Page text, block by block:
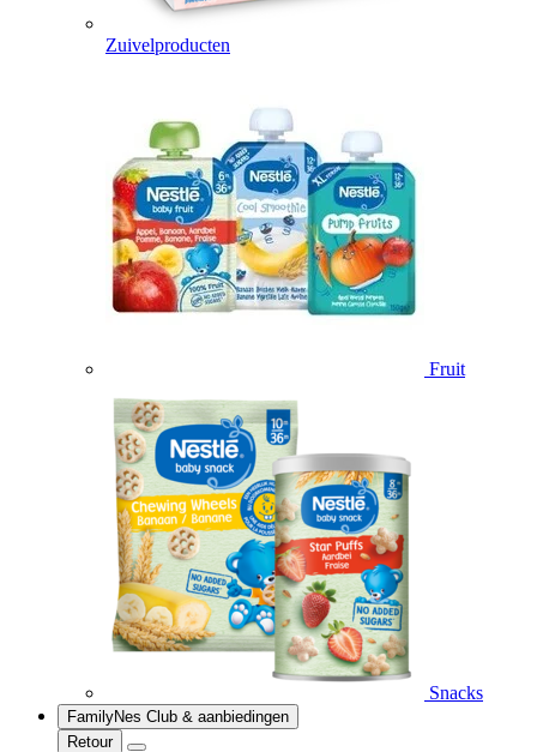
Zuivelproducten
Fruit
Snacks
FamilyNes Club & aanbiedingen
Retour